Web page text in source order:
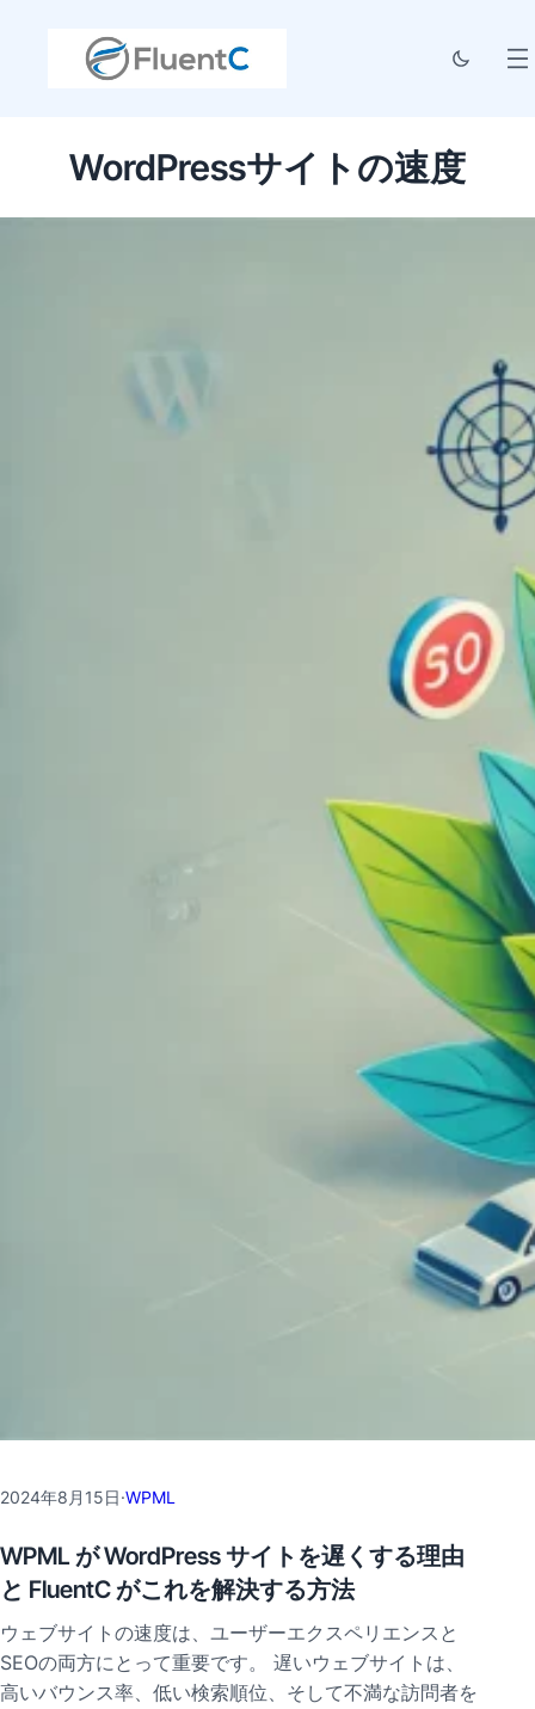
WordPressサイトの速度
2024年8月15日·WPML
WPML が WordPress サイトを遅くする理由
と FluentC がこれを解決する方法
ウェブサイトの速度は、ユーザーエクスペリエンスと
SEOの両方にとって重要です。 遅いウェブサイトは、
高いバウンス率、低い検索順位、そして不満な訪問者を